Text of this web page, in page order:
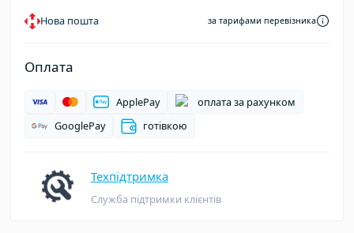
Нова пошта за тарифами перевізника
Оплата
ApplePay
оплата за рахунком
GooglePay
готівкою
Техпідтримка
Служба підтримки клієнтів